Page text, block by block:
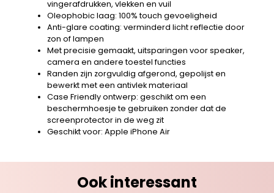
vingerafdrukken, vlekken en vuil
Oleophobic laag: 100% touch gevoeligheid
Anti-glare coating: verminderd licht reflectie door
zon of lampen
Met precisie gemaakt, uitsparingen voor speaker,
camera en andere toestel functies
Randen zijn zorgvuldig afgerond, gepolijst en
bewerkt met een antivlek materiaal
Case Friendly ontwerp: geschikt om een
beschermhoesje te gebruiken zonder dat de
screenprotector in de weg zit
Geschikt voor: Apple iPhone Air
Ook interessant